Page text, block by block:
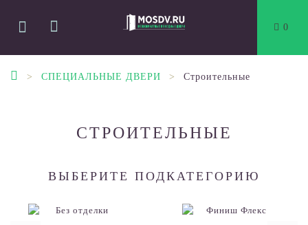
0
СПЕЦИАЛЬНЫЕ ДВЕРИ Строительные
СТРОИТЕЛЬНЫЕ
ВЫБЕРИТЕ ПОДКАТЕГОРИЮ